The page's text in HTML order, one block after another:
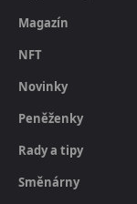
Magazín
NFT
Novinky
Peněženky
Rady a tipy
Směnárny